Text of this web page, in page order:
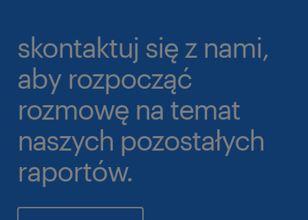
skontaktuj się z nami,
aby rozpocząć
rozmowę na temat
naszych pozostałych
raportów.